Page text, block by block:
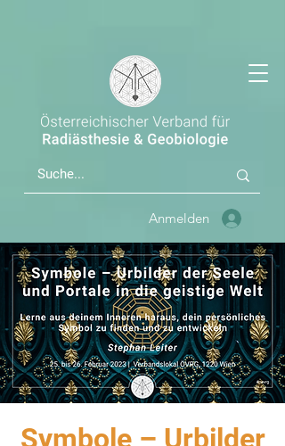
Anmelden
Symbole – Urbilder